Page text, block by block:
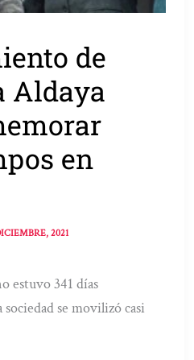
de
Aldaya
en
2021
estuvo 341 días
se movilizó casi